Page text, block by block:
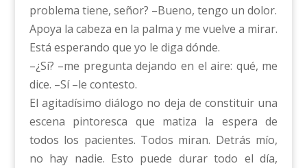
problema tiene, señor? –Bueno, tengo un dolor.
Apoya la cabeza en la palma y me vuelve a mirar.
Está esperando que yo le diga dónde.
–¿Sí? –me pregunta dejando en el aire: qué, me
dice. –Sí –le contesto.
El agitadísimo diálogo no deja de constituir una
escena pintoresca que matiza la espera de
todos los pacientes. Todos miran. Detrás mío,
no hay nadie. Esto puede durar todo el día,